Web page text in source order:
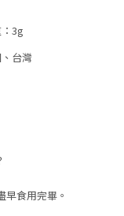
3g
台灣
早食用完畢。